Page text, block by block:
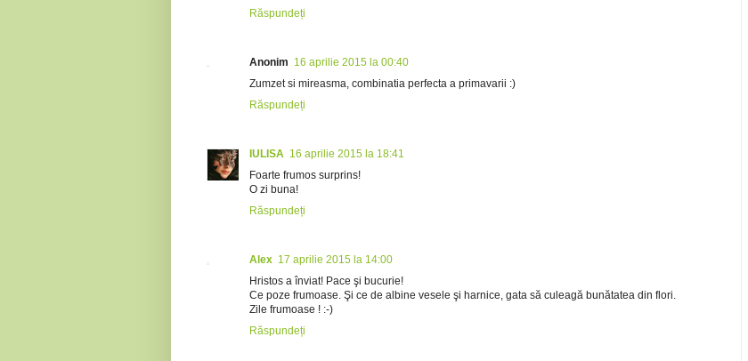
Răspundeți
Anonim 16 aprilie 2015 la 00:40
Zumzet si mireasma, combinatia perfecta a primavarii :)
Răspundeți
IULISA 16 aprilie 2015 la 18:41
Foarte frumos surprins!
O zi buna!
Răspundeți
Alex 17 aprilie 2015 la 14:00
Hristos a înviat! Pace şi bucurie!
Ce poze frumoase. Şi ce de albine vesele şi harnice, gata să culeagă bunătatea din flori.
Zile frumoase ! :-)
Răspundeți